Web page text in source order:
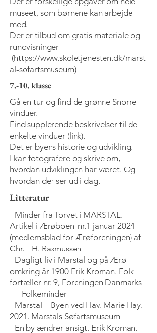
museet, som børnene kan arbejde
med.
Der er tilbud om gratis materiale og
rundvisninger
(https://www.skoletjenesten.dk/marst
al-sofartsmuseum)
7.-10. klasse
Gå en tur og find de grønne Snorre-
vinduer.
Find supplerende beskrivelser til de
enkelte vinduer (link).
Det er byens historie og udvikling.
I kan fotografere og skrive om,
hvordan udviklingen har været. Og
hvordan der ser ud i dag.
Litteratur
- Minder fra Torvet i MARSTAL.
Artikel i Ærøboen nr.1 januar 2024
(medlemsblad for Ærøforeningen) af
Chr. H. Rasmussen
- Dagligt liv i Marstal og på Ærø
omkring år 1900 Erik Kroman. Folk
fortæller nr. 9, Foreningen Danmarks
Folkeminder
- Marstal – Byen ved Hav. Marie Hay.
2021. Marstals Søfartsmuseum
- En by ændrer ansigt. Erik Kroman.